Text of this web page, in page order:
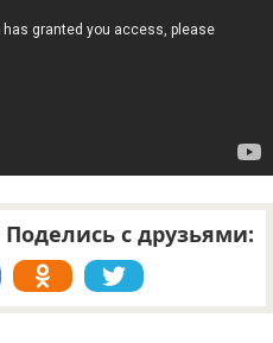
Поделись с друзьями: